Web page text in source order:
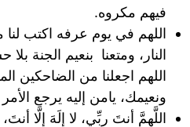
فيهم مكروه.
اللهم في يوم عرفه اكتب
النار، ومتعنا بنعيم الجنة
اللهم اجعلنا من الضاحكين
ونعيمك، يامن إليه يرجع
اللَّهمَّ أنتَ ربِّي، لا إلَهَ إلَّا